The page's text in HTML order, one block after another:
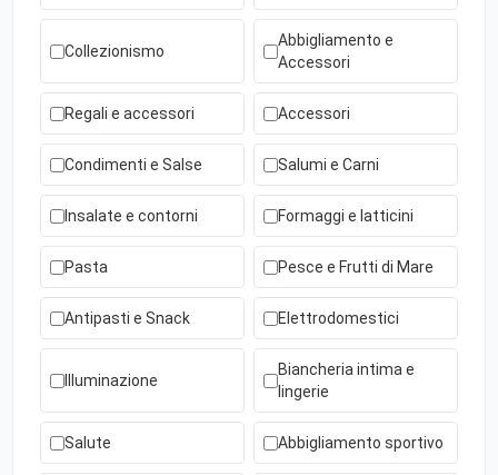
Collezionismo
Abbigliamento e
Accessori
Regali e accessori Accessori
Condimenti e Salse Salumi e Carni
Insalate e contorni Formaggi e latticini
Pasta Pesce e Frutti di Mare
Antipasti e Snack Elettrodomestici
Illuminazione
Biancheria intima e
lingerie
Salute Abbigliamento sportivo